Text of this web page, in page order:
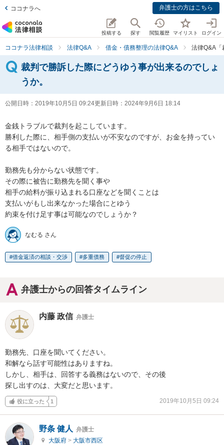
ココナラへ 弁護士の方はこちら
投稿する 探す 閲覧履歴 マイリスト ログイン
ココナラ法律相談 法律Q&A 借金・債務整理の法律Q&A 法律Q&A
裁判で勝訴した際にどうゆう事が出来るのでしょ
うか。
公開日時： 2019年10月5日 09:24更新日時： 2024年9月6日 18:14
金銭トラブルで裁判を起こしています。
勝利した際に、相手側の支払いが不安なのですが、お金を持ってい
る相手ではないので。
勤務先も分からない状態です。
その際に被告に勤務先を聞く事や
相手の給料が振り込まれる口座などを聞くことは
支払いがもし出来なかった場合にとゆう
約束を付け足す事は可能なのでしょうか？
なむる さん
借金返済の相談・交渉 多重債務 督促の停止
弁護士からの回答タイムライン
内藤 政信 弁護士
勤務先、口座を聞いてください。
和解なら話す可能性はありますね。
しかし、相手は、回答する義務はないので、その後
探し出すのは、大変だと思います。
役に立った 1 2019年10月5日 09:24
野条 健人 弁護士
大阪府 > 大阪市西区